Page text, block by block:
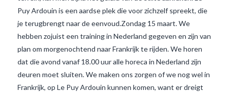
VIEW POST
Puy Ardouin is een aardse plek die voor zichzelf spreekt, die
je terugbrengt naar de eenvoud.Zondag 15 maart. We
hebben zojuist een training in Nederland gegeven en zijn van
plan om morgenochtend naar Frankrijk te rijden. We horen
dat die avond vanaf 18.00 uur alle horeca in Nederland zijn
deuren moet sluiten. We maken ons zorgen of we nog wel in
Frankrijk, op Le Puy Ardouin kunnen komen, want er dreigt